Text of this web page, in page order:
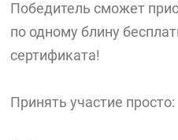
Победитель сможет
по одному блину
сертификата!
Принять участие просто: